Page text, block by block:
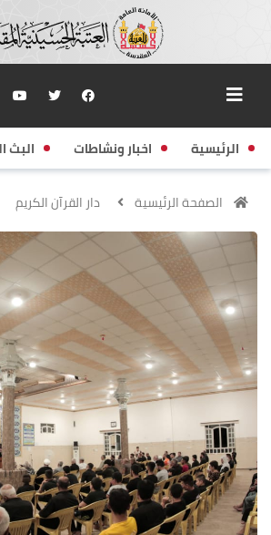
الرئيسية اخبار ونشاطات البث
الصفحة الرئيسية دار القرآن الكريم